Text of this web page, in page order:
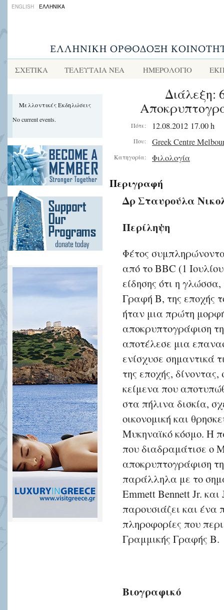
ENGLISH ΕΛΛΗΝΙΚΑ
ΣΧΕΤΙΚΑ ΤΕΛΕΥΤΑΙΑ ΝΕΑ ΗΜΕΡΟΛΟΓΙΟ
Μελλοντικές Εκδηλώσεις
No current events.
Διάλεξη:
Πότε: 12.08.2012 17.00 h
Που: Greek Centre
Κατηγορία: Φιλολογία
Περιγραφή
Δρ Σταυρούλα
Περίληψη
Φέτος
από το BBC (1
είδησης ότι η
Γραφή Β, της εποχής
ήταν μια πρώτη
αποκρυπτογράφιση
αποτέλεσε μια
ενίσχυσε σημαντικά
της εποχής,
κείμενα που
στα πήλινα δισκία,
οικονομική και
Μυκηναϊκό κόσμο. Η
που διαδραμάτισε ο
αποκρυπτογράφιση
παράλληλα με το
Emmett Bennett Jr.
παρουσιάζει και ένα
πληροφορίες που
Γραμμικής Γραφής Β.
Βιογραφικό